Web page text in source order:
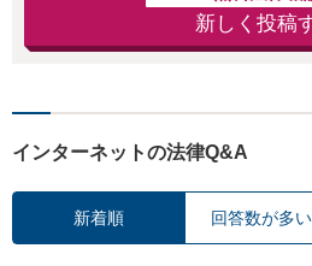
新しく投稿
インターネットの法律Q&A
新着順 回答数が多